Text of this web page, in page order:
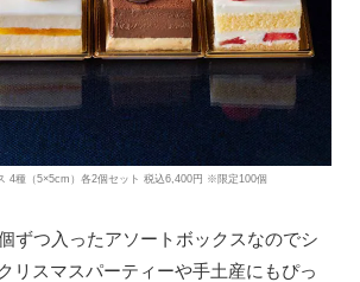
4種（5×5cm）各2個セット 税込6,400円 ※限定100個
ずつ入ったアソートボックスなのでシ
リスマスパーティーや手土産にもぴっ